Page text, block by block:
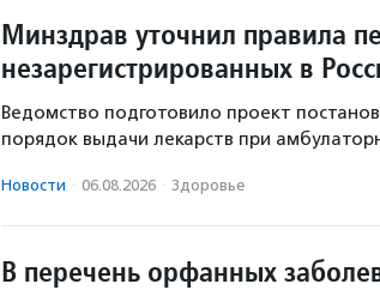
Минздрав уточнил правила
незарегистрированных в
Ведомство подготовило проект
порядок выдачи лекарств при
Новости · 06.08.2026 · Здоровье
В перечень орфанных